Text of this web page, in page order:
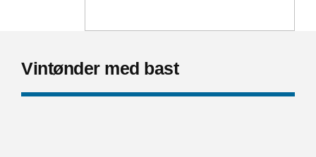
Vintønder med bast